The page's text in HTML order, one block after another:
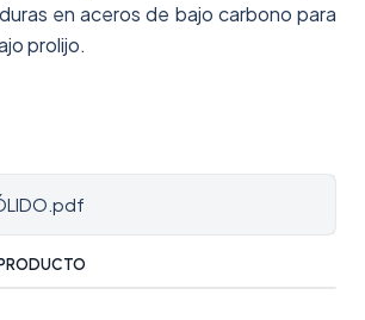
en aceros de bajo carbono para
prolijo.